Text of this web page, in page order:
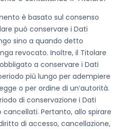
è basato sul consenso
può conservare i Dati
sino a quando detto
revocato. Inoltre, il Titolare
a conservare i Dati
più lungo per adempiere
o per ordine di un’autorità.
di conservazione i Dati
cancellati. Pertanto, allo spirare
di accesso, cancellazione,